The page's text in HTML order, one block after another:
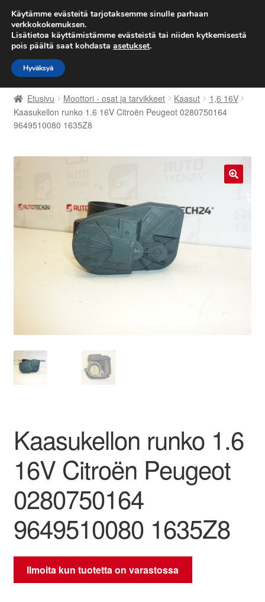
TOIMITUS alkaen 7 EUR
Siirry
navigointiin
Siirry
sisältöön
Etusivu
Kärry
Maailmanlaajuinen toimitus
Maksut
Tarkista
Valitukset
Etusivu Moottori - osat ja tarvikkeet Kaasut
1,6 16V
Kaasukellon runko 1.6 16V Citroën Peugeot 0280750164
9649510080 1635Z8
Kaasukellon runko 1.6
16V Citroën Peugeot
0280750164
9649510080 1635Z8
Ilmoita kun tuotetta on varastossa
Käytämme evästeitä tarjotaksemme sinulle parhaan
verkkokokemuksen.
Lisätietoa käyttämistämme evästeistä tai niiden kytkemisestä
pois päältä saat kohdasta asetukset.
Hyväksyä